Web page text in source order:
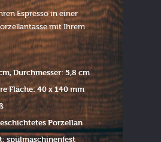
Espresso in einer
mit Ihrem
Durchmesser: 5,8 cm
Fläche: 40 x 140 mm
Porzellan
spülmaschinenfest